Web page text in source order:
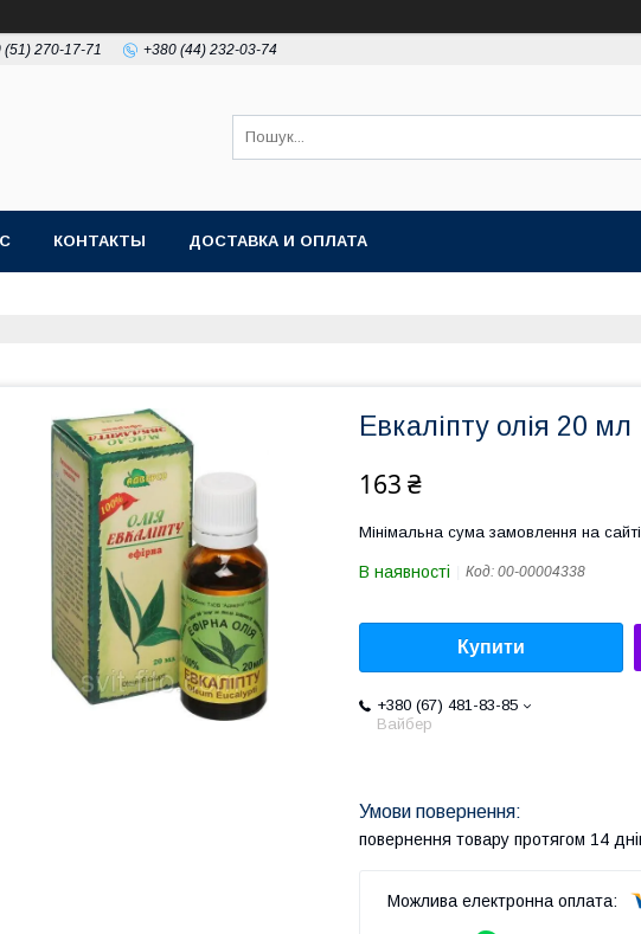
(51) 270-17-71 +380 (44) 232-03-74
КОНТАКТЫ ДОСТАВКА И ОПЛАТА
Евкаліпту олія 20 мл
163 ₴
Мінімальна сума замовлення на
В наявності Код: 00-00004338
Купити
+380 (67) 481-83-85
Вайбер
повернення товару протягом 14